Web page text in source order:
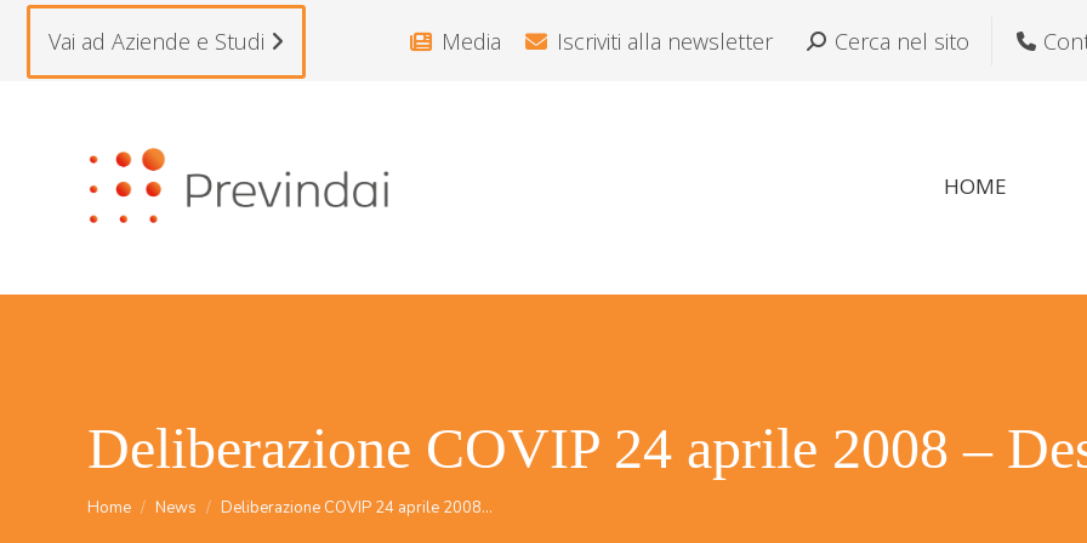
Vai ad Aziende e Studi Media Iscriviti alla newsletter Cerca:Cerca nel sito
HOME
Deliberazione COVIP 24 aprile 2008 –
Tu sei qui:
Home News Deliberazione COVIP 24 aprile 2008…